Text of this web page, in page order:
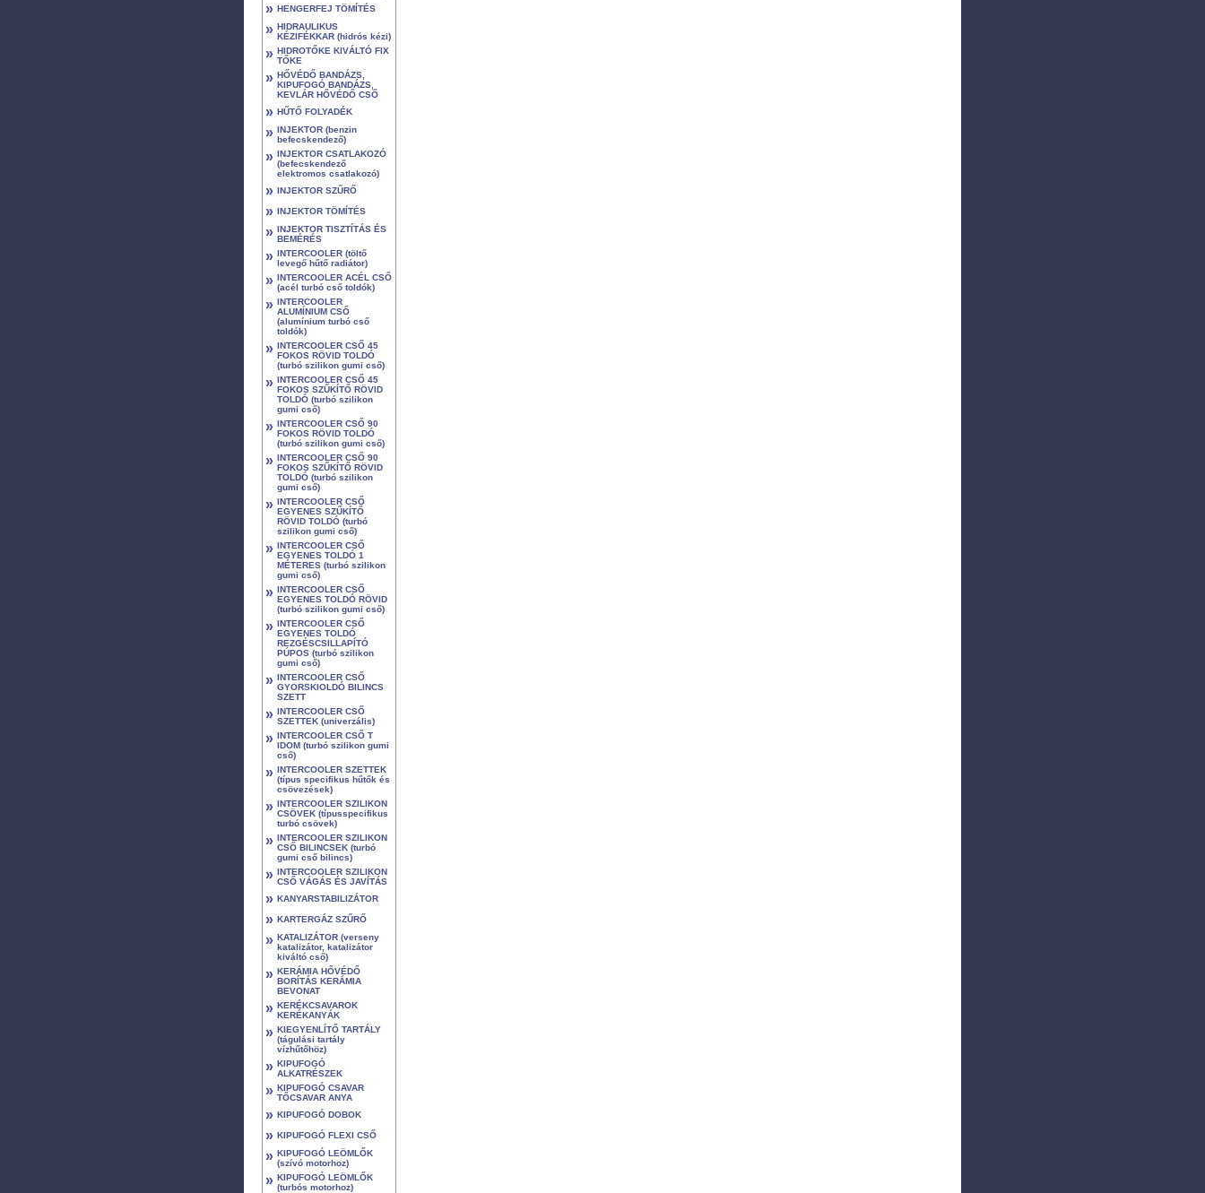
» HENGERFEJ TÖMÍTÉS
» HIDRAULIKUS
KÉZIFÉKKAR (hidrós kézi)
» HIDROTŐKE KIVÁLTÓ FIX
TŐKE
» HŐVÉDŐ BANDÁZS,
KIPUFOGÓ BANDÁZS,
KEVLÁR HŐVÉDŐ CSŐ
» HŰTŐ FOLYADÉK
» INJEKTOR (benzin
befecskendező)
» INJEKTOR CSATLAKOZÓ
(befecskendező
elektromos csatlakozó)
» INJEKTOR SZŰRŐ
» INJEKTOR TÖMÍTÉS
» INJEKTOR TISZTÍTÁS ÉS
BEMÉRÉS
» INTERCOOLER (töltő
levegő hűtő radiátor)
» INTERCOOLER ACÉL CSŐ
(acél turbó cső toldók)
» INTERCOOLER
ALUMÍNIUM CSŐ
(alumínium turbó cső
toldók)
» INTERCOOLER CSŐ 45
FOKOS RÖVID TOLDÓ
(turbó szilikon gumi cső)
» INTERCOOLER CSŐ 45
FOKOS SZŰKÍTŐ RÖVID
TOLDÓ (turbó szilikon
gumi cső)
» INTERCOOLER CSŐ 90
FOKOS RÖVID TOLDÓ
(turbó szilikon gumi cső)
» INTERCOOLER CSŐ 90
FOKOS SZŰKÍTŐ RÖVID
TOLDÓ (turbó szilikon
gumi cső)
» INTERCOOLER CSŐ
EGYENES SZŰKÍTŐ
RÖVID TOLDÓ (turbó
szilikon gumi cső)
» INTERCOOLER CSŐ
EGYENES TOLDÓ 1
MÉTERES (turbó szilikon
gumi cső)
» INTERCOOLER CSŐ
EGYENES TOLDÓ RÖVID
(turbó szilikon gumi cső)
» INTERCOOLER CSŐ
EGYENES TOLDÓ
REZGÉSCSILLAPÍTÓ
PÚPOS (turbó szilikon
gumi cső)
» INTERCOOLER CSŐ
GYORSKIOLDÓ BILINCS
SZETT
» INTERCOOLER CSŐ
SZETTEK (univerzális)
» INTERCOOLER CSŐ T
IDOM (turbó szilikon gumi
cső)
» INTERCOOLER SZETTEK
(típus specifikus hűtők és
csövezések)
» INTERCOOLER SZILIKON
CSÖVEK (típusspecifikus
turbó csövek)
» INTERCOOLER SZILIKON
CSŐ BILINCSEK (turbó
gumi cső bilincs)
» INTERCOOLER SZILIKON
CSŐ VÁGÁS ÉS JAVÍTÁS
» KANYARSTABILIZÁTOR
» KARTERGÁZ SZŰRŐ
» KATALIZÁTOR (verseny
katalizátor, katalizátor
kiváltó cső)
» KERÁMIA HŐVÉDŐ
BORÍTÁS KERÁMIA
BEVONAT
» KERÉKCSAVAROK
KERÉKANYÁK
» KIEGYENLÍTŐ TARTÁLY
(tágulási tartály
vízhűtőhöz)
» KIPUFOGÓ
ALKATRÉSZEK
» KIPUFOGÓ CSAVAR
TŐCSAVAR ANYA
» KIPUFOGÓ DOBOK
» KIPUFOGÓ FLEXI CSŐ
» KIPUFOGÓ LEÖMLŐK
(szívó motorhoz)
» KIPUFOGÓ LEÖMLŐK
(turbós motorhoz)